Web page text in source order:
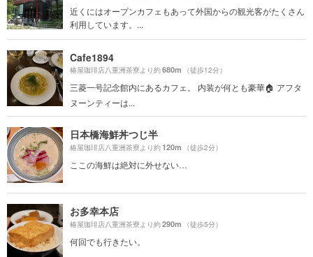
近くにはオープンカフェもあって外国からの観光客がたくさん
利用しています。...
Cafe1894
椿屋珈琲店八重洲茶寮より約680m （徒歩12分）
三菱一号記念館内にあるカフェ。 内装が何とも豪華🏠 アフタ
ヌーンティーは...
日本橋海鮮丼つじ半
椿屋珈琲店八重洲茶寮より約120m （徒歩2分）
ここの海鮮は絶対に外せない…
お多幸本店
椿屋珈琲店八重洲茶寮より約290m （徒歩5分）
何回でも行きたい。